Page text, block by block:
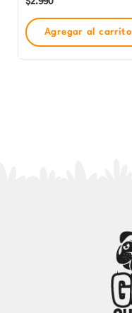
Agregar al carrito